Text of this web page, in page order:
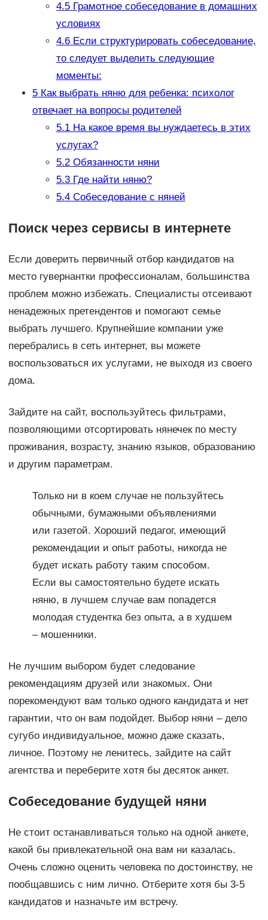
4.5Грамотное собеседование в домашних
условиях
4.6Если структурировать собеседование,
то следует выделить следующие
моменты:
5Как выбрать няню для ребенка: психолог
отвечает на вопросы родителей
5.1На какое время вы нуждаетесь в этих
услугах?
5.2Обязанности няни
5.3Где найти няню?
5.4Собеседование с няней
Поиск через сервисы в интернете
Если доверить первичный отбор кандидатов на
место гувернантки профессионалам, большинства
проблем можно избежать. Специалисты отсеивают
ненадежных претендентов и помогают семье
выбрать лучшего. Крупнейшие компании уже
перебрались в сеть интернет, вы можете
воспользоваться их услугами, не выходя из своего
дома.
Зайдите на сайт, воспользуйтесь фильтрами,
позволяющими отсортировать нянечек по месту
проживания, возрасту, знанию языков, образованию
и другим параметрам.
Только ни в коем случае не пользуйтесь
обычными, бумажными объявлениями
или газетой. Хороший педагог, имеющий
рекомендации и опыт работы, никогда не
будет искать работу таким способом.
Если вы самостоятельно будете искать
няню, в лучшем случае вам попадется
молодая студентка без опыта, а в худшем
– мошенники.
Не лучшим выбором будет следование
рекомендациям друзей или знакомых. Они
порекомендуют вам только одного кандидата и нет
гарантии, что он вам подойдет. Выбор няни – дело
сугубо индивидуальное, можно даже сказать,
личное. Поэтому не ленитесь, зайдите на сайт
агентства и переберите хотя бы десяток анкет.
Собеседование будущей няни
Не стоит останавливаться только на одной анкете,
какой бы привлекательной она вам ни казалась.
Очень сложно оценить человека по достоинству, не
пообщавшись с ним лично. Отберите хотя бы 3-5
кандидатов и назначьте им встречу.